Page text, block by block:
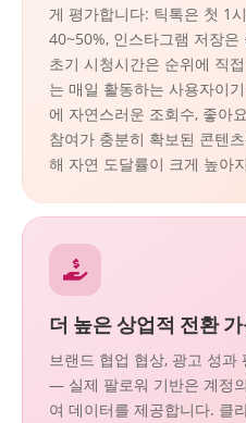
게 평가합니다: 틱톡은 첫 1
40~50%, 인스타그램 저장
초기 시청시간은 순위에 직
는 매일 활동하는 사용자이
에 자연스러운 조회수, 좋아
참여가 충분히 확보된 콘텐
해 자연 도달률이 크게 높아
더 높은 상업적 전환
브랜드 협업 협상, 광고 성과
— 실제 팔로워 기반은 계정
여 데이터를 제공합니다. 클